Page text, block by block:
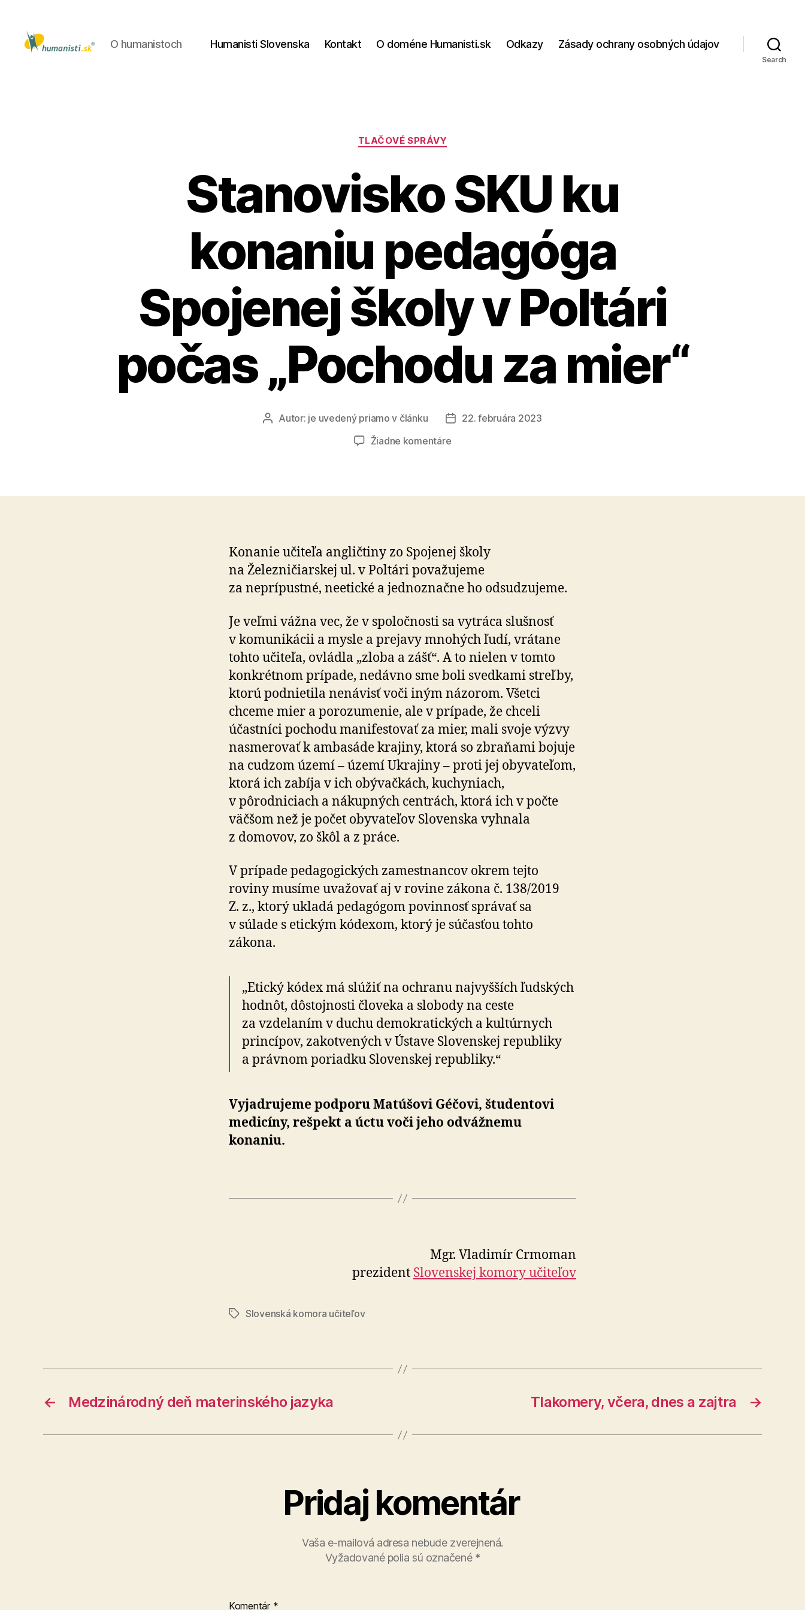
O humanistoch Humanisti Slovenska Kontakt O doméne Humanisti.sk Odkazy Zásady ochrany osobných údajov
Search
Kategórie
TLAČOVÉ SPRÁVY
Stanovisko SKU ku
konaniu pedagóga
Spojenej školy v Poltári
počas „Pochodu za mier“
AutorAutor: je uvedený priamo v článku
Dátum
22. februára 2023
Žiadne komentárena
konaniu
v
Poltári
počas
mier“
Konanie učiteľa angličtiny zo Spojenej školy
na Železničiarskej ul. v Poltári považujeme
za neprípustné, neetické a jednoznačne ho odsudzujeme.
Je veľmi vážna vec, že v spoločnosti sa vytráca slušnosť
v komunikácii a mysle a prejavy mnohých ľudí, vrátane
tohto učiteľa, ovládla „zloba a zášť“. A to nielen v tomto
konkrétnom prípade, nedávno sme boli svedkami streľby,
ktorú podnietila nenávisť voči iným názorom. Všetci
chceme mier a porozumenie, ale v prípade, že chceli
účastníci pochodu manifestovať za mier, mali svoje výzvy
nasmerovať k ambasáde krajiny, ktorá so zbraňami bojuje
na cudzom území – území Ukrajiny – proti jej obyvateľom,
ktorá ich zabíja v ich obývačkách, kuchyniach,
v pôrodniciach a nákupných centrách, ktorá ich v počte
väčšom než je počet obyvateľov Slovenska vyhnala
z domovov, zo škôl a z práce.
V prípade pedagogických zamestnancov okrem tejto
roviny musíme uvažovať aj v rovine zákona č. 138/2019
Z. z., ktorý ukladá pedagógom povinnosť správať sa
v súlade s etickým kódexom, ktorý je súčasťou tohto
zákona.
„Etický kódex má slúžiť na ochranu najvyšších ľudských
hodnôt, dôstojnosti človeka a slobody na ceste
za vzdelaním v duchu demokratických a kultúrnych
princípov, zakotvených v Ústave Slovenskej republiky
a právnom poriadku Slovenskej republiky.“
Vyjadrujeme podporu Matúšovi Géčovi, študentovi
medicíny, rešpekt a úctu voči jeho odvážnemu
konaniu.
Mgr. Vladimír Crmoman
prezident Slovenskej komory učiteľov
ZnačkySlovenská komora učiteľov
← Medzinárodný deň materinského jazyka →
Tlakomery, včera, dnes a zajtra
Pridaj komentár
Vaša e-mailová adresa nebude zverejnená.
Vyžadované polia sú označené *
Komentár *